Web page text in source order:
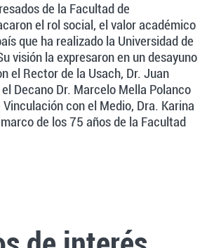
de la Facultad de
el rol social, el valor académico
que ha realizado la Universidad de
visión la expresaron en un desayuno
el Rector de la Usach, Dr. Juan
Decano Dr. Marcelo Mella Polanco
con el Medio, Dra. Karina
de los 75 años de la Facultad
de Egresados de la Vime: